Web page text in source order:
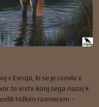
v Evropi, ki se je razvila v
te vrste konj sega nazaj k
težkim razmeram –